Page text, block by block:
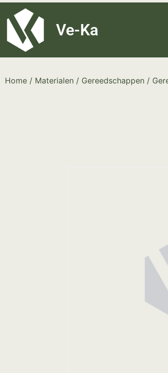
G-8P7N3X5BJ9
Ve-Ka
Home / Materialen / Gereedschappen /